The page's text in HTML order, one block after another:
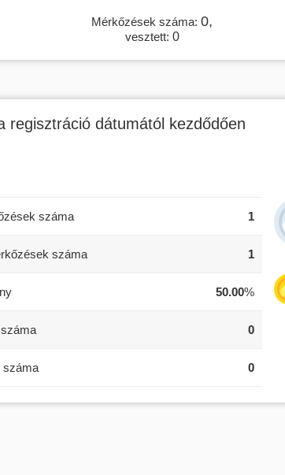
Mérkőzések száma:0,
vesztett: 0
regisztráció dátumától kezdődően
száma 1
száma 1
50.00%
0
száma 0